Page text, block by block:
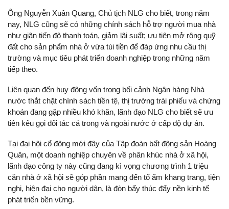
Ông Nguyễn Xuân Quang, Chủ tịch NLG cho biết, trong năm
nay, NLG cũng sẽ có những chính sách hỗ trợ người mua nhà
như giãn tiến độ thanh toán, giảm lãi suất; ưu tiên mở rộng quỹ
đất cho sản phẩm nhà ở vừa túi tiền để đáp ứng nhu cầu thị
trường và mục tiêu phát triển doanh nghiệp trong những năm
tiếp theo.
Liên quan đến huy động vốn trong bối cảnh Ngân hàng Nhà
nước thắt chặt chính sách tiền tệ, thị trường trái phiếu và chứng
khoán đang gặp nhiều khó khăn, lãnh đạo NLG cho biết sẽ ưu
tiên kêu gọi đối tác cả trong và ngoài nước ở cấp độ dự án.
Tại đại hội cổ đông mới đây của Tập đoàn bất động sản Hoàng
Quân, một doanh nghiệp chuyên về phân khúc nhà ở xã hội,
lãnh đạo công ty này cũng đang kì vọng chương trình 1 triệu
căn nhà ở xã hội sẽ góp phần mang đến tổ ấm khang trang, tiện
nghi, hiện đại cho người dân, là đòn bẩy thúc đẩy nền kinh tế
phát triển bền vững.